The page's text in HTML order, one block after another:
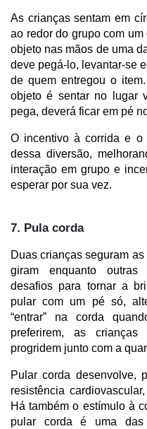
As crianças sentam em
ao redor do grupo com
objeto nas mãos de uma
deve pegá-lo, levantar-se
de quem entregou o
objeto é sentar no lugar
pega, deverá ficar em pé
O incentivo à corrida e o
dessa diversão,
interação em grupo e
esperar por sua vez.
7. Pula corda
Duas crianças seguram
giram enquanto outras
desafios para tornar a
pular com um pé só,
“entrar” na corda
preferirem, as
progridem junto com a
Pular corda desenvolve,
resistência
Há também o estímulo à
pular corda é uma das